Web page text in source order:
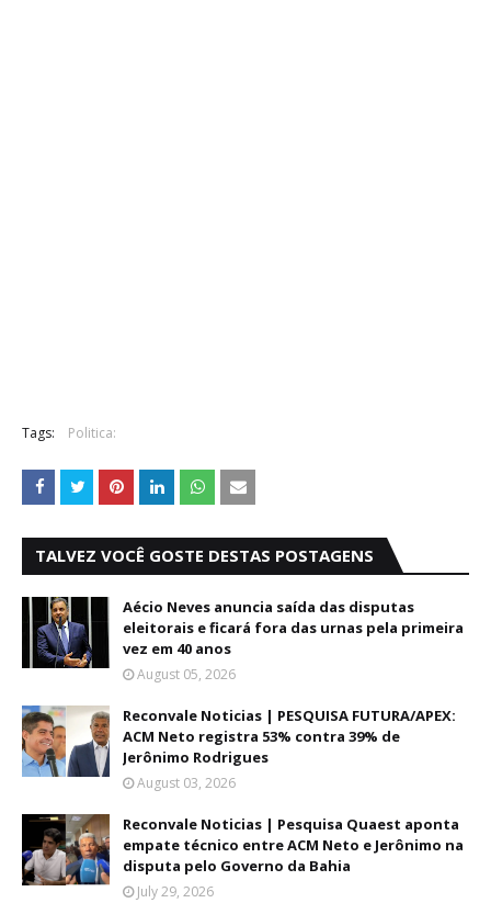
Tags: Politica:
TALVEZ VOCÊ GOSTE DESTAS POSTAGENS
Aécio Neves anuncia saída das disputas
eleitorais e ficará fora das urnas pela primeira
vez em 40 anos
August 05, 2026
Reconvale Noticias | PESQUISA FUTURA/APEX:
ACM Neto registra 53% contra 39% de
Jerônimo Rodrigues
August 03, 2026
Reconvale Noticias | Pesquisa Quaest aponta
empate técnico entre ACM Neto e Jerônimo na
disputa pelo Governo da Bahia
July 29, 2026